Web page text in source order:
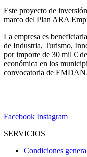
Este proyecto de
marco del Plan ARA
La empresa es
de Industria, Turismo,
por importe de 30 mil €
económica en los
convocatoria de
Facebook Instagram
SERVICIOS
Condiciones